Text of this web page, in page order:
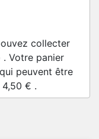
collecter
. Votre panier
qui peuvent être
4,50 € .